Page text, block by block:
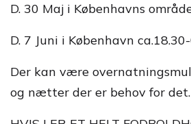
D. 30 Maj i Københavns
D. 7 Juni i København
Der kan være
og nætter der er behov for det.